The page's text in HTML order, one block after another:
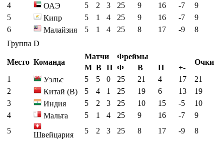
4
ОАЭ 5 2 3 25 9 16 -7
9
5
Кипр 5 1 4 25 9 16 -7
9
6
Малайзия 5 1 4 25 8 17 -9
8
Группа D
Место Команда
Матчи Фреймы
Очки
М В П Ф В П
+-
1
Уэльс 5 5 0 25 21 4 17
21
2
Китай (B) 5 4 1 25 19 6 13
19
3
Индия 5 2 3 25 10 15 -5
10
4
Мальта 5 1 4 25 9 16 -7
9
5
Швейцария 5 2 3 25 8 17 -9
8